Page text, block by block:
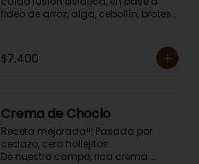
fideo de arroz, alga, cebollín, brotes
Porción individual lista para servir
de 750 grs. Cero lacto.
$7.400
Crema de Choclo
Receta mejorada!!! Pasada por
cedazo, cero hollejitos.
De nuestro campo, rica crema